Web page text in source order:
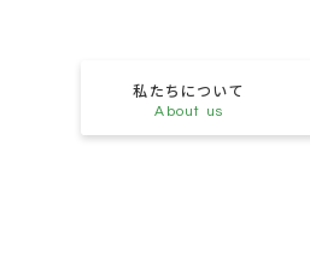
私たちについて
About us